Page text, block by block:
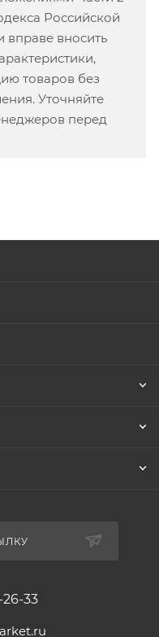
Российской
вносить
товаров без
Уточняйте
перед
33